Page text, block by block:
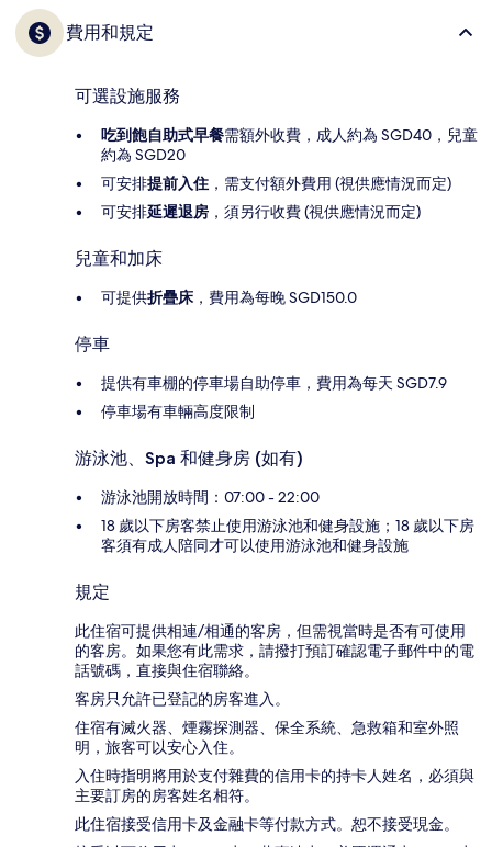
費用和規定
可選設施服務
吃到飽自助式早餐需額外收費，成人約為 SGD40，兒童
約為 SGD20
可安排提前入住 ，需支付額外費用 (視供應情況而定)
可安排延遲退房 ，須另行收費 (視供應情況而定)
兒童和加床
可提供折疊床 ，費用為每晚 SGD150.0
停車
提供有車棚的停車場自助停車，費用為每天 SGD7.9
停車場有車輛高度限制
游泳池、Spa 和健身房 (如有)
游泳池開放時間：07:00 - 22:00
18 歲以下房客禁止使用游泳池和健身設施；18 歲以下房
客須有成人陪同才可以使用游泳池和健身設施
規定
此住宿可提供相連/相通的客房，但需視當時是否有可使用
的客房。如果您有此需求，請撥打預訂確認電子郵件中的電
話號碼，直接與住宿聯絡。
客房只允許已登記的房客進入。
住宿有滅火器、煙霧探測器、保全系統、急救箱和室外照
明，旅客可以安心入住。
入住時指明將用於支付雜費的信用卡的持卡人姓名，必須與
主要訂房的房客姓名相符。
此住宿接受信用卡及金融卡等付款方式。恕不接受現金。